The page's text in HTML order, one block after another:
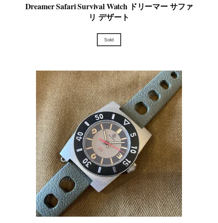
Dreamer Safari Survival Watch ドリーマー サファ
リ デザート
Sold